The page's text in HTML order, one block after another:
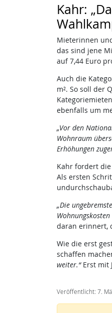
Kahr:
Mieterinnen
das sind jene
auf 7,44 Euro
Auch die
m². So soll der
ebenfalls um
„Vor den
Wohnraum
Erhöhungen
Kahr fordert
Als ersten
„Die
daran erinnert,
Wie die erst
schaffen
weiter.“Erst mit
Veröffentlicht: 7.